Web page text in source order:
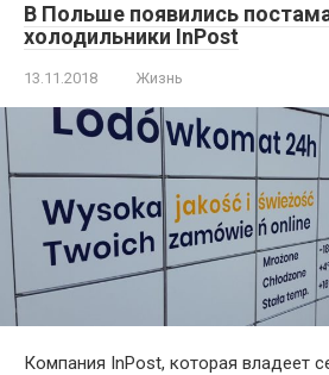
В Польше появились
холодильники InPost
13.11.2018 Жизнь
Компания InPost, которая владеет